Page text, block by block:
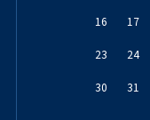
16 17
23 24
30 31